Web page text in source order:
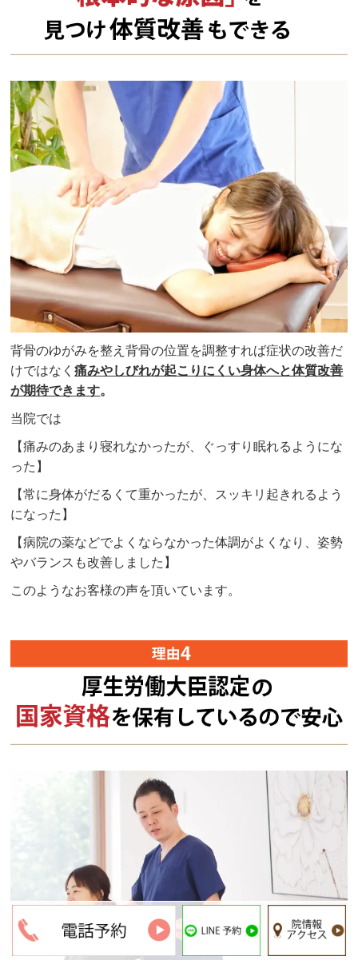
背骨のゆがみを整え背骨の位置を調整すれば症状の改善だ
けではなく痛みやしびれが起こりにくい身体へと体質改善
が期待できます。
当院では
【痛みのあまり寝れなかったが、ぐっすり眠れるようにな
った】
【常に身体がだるくて重かったが、スッキリ起きれるよう
になった】
【病院の薬などでよくならなかった体調がよくなり、姿勢
やバランスも改善しました】
このようなお客様の声を頂いています。